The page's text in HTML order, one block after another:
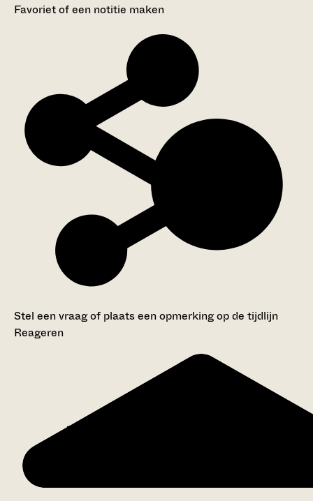
Favoriet of een notitie maken
Stel een vraag of plaats een opmerking op de tijdlijn
Reageren